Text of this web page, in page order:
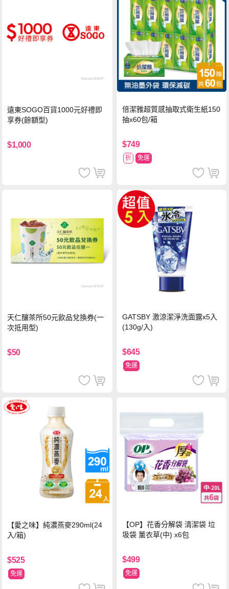
遠東SOGO百貨1000元好禮即
享券(餘額型)
$1,000
倍潔雅超質感抽取式衛生紙150
抽x60包/箱
$749
折 免運
天仁釀茶所50元飲品兌換券(一
次抵用型)
$50
GATSBY 激涼潔淨洗面露x5入
(130g/入)
$645
免運
【愛之味】純濃燕麥290ml(24
入/箱)
$525
免運
【OP】花香分解袋 清潔袋 垃
圾袋 薰衣草(中) x6包
$499
免運